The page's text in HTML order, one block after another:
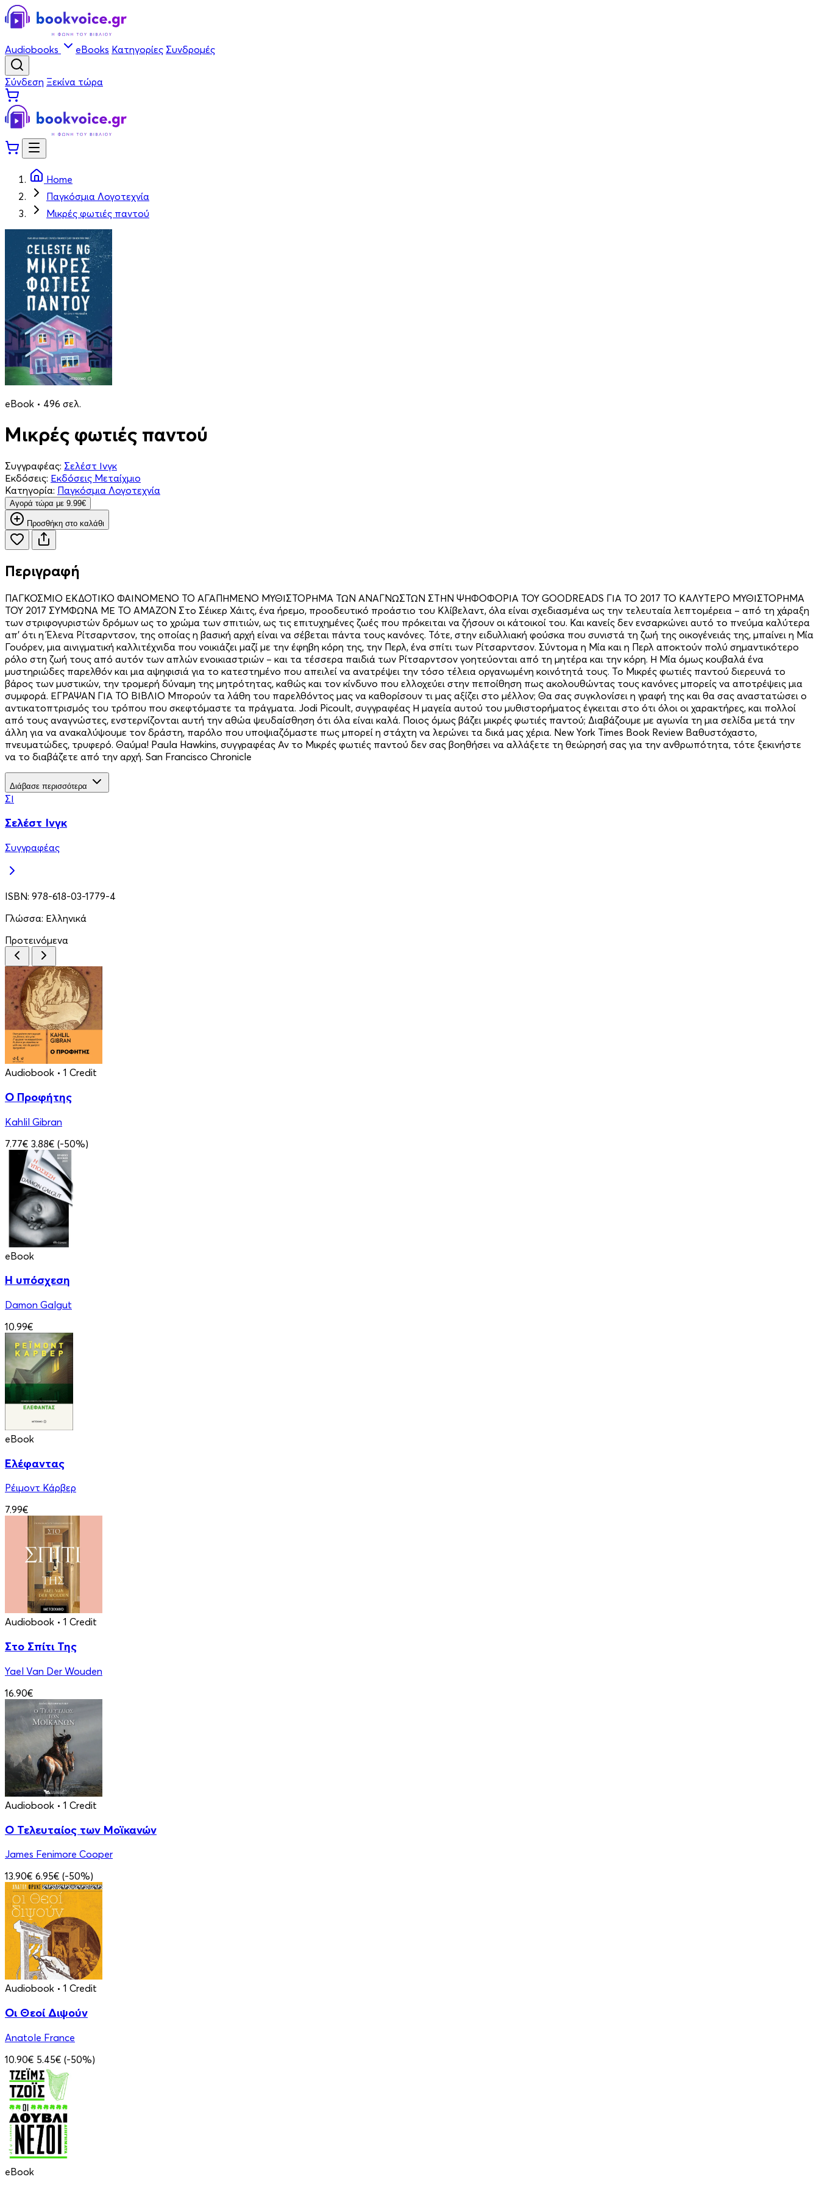
Audiobooks eBooks Κατηγορίες Συνδρομές
Σύνδεση Ξεκίνα τώρα
Home
Παγκόσμια Λογοτεχνία
Μικρές φωτιές παντού
eBook • 496 σελ.
Μικρές φωτιές παντού
Συγγραφέας: Σελέστ Ινγκ
Εκδόσεις: Εκδόσεις Μεταίχμιο
Κατηγορία: Παγκόσμια Λογοτεχνία
Aγορά τώρα με 9.99€
Προσθήκη στο καλάθι
Περιγραφή
ΠΑΓΚΟΣΜΙΟ ΕΚΔΟΤΙΚΟ ΦΑΙΝΟΜΕΝΟ ΤΟ ΑΓΑΠΗΜΕΝΟ ΜΥΘΙΣΤΟΡΗΜΑ ΤΩΝ ΑΝΑΓΝΩΣΤΩΝ ΣΤΗΝ ΨΗΦΟΦΟΡΙΑ ΤΟΥ GOODREADS ΓΙΑ ΤΟ 2017 ΤΟ ΚΑΛΥΤΕΡΟ ΜΥΘΙΣΤΟΡΗΜΑ
ΤΟΥ 2017 ΣΥΜΦΩΝΑ ΜΕ ΤΟ AMAZON Στο Σέικερ Χάιτς, ένα ήρεμο, προοδευτικό προάστιο του Κλίβελαντ, όλα είναι σχεδιασμένα ως την τελευταία λεπτομέρεια – από τη χάραξη
των στριφογυριστών δρόμων ως το χρώμα των σπιτιών, ως τις επιτυχημένες ζωές που πρόκειται να ζήσουν οι κάτοικοί του. Και κανείς δεν ενσαρκώνει αυτό το πνεύμα καλύτερα
απ’ ότι η Έλενα Ρίτσαρντσον, της οποίας η βασική αρχή είναι να σέβεται πάντα τους κανόνες. Τότε, στην ειδυλλιακή φούσκα που συνιστά τη ζωή της οικογένειάς της, μπαίνει η Μία
Γουόρεν, μια αινιγματική καλλιτέχνιδα που νοικιάζει μαζί με την έφηβη κόρη της, την Περλ, ένα σπίτι των Ρίτσαρντσον. Σύντομα η Μία και η Περλ αποκτούν πολύ σημαντικότερο
ρόλο στη ζωή τους από αυτόν των απλών ενοικιαστριών – και τα τέσσερα παιδιά των Ρίτσαρντσον γοητεύονται από τη μητέρα και την κόρη. Η Μία όμως κουβαλά ένα
μυστηριώδες παρελθόν και μια αψηφισιά για το κατεστημένο που απειλεί να ανατρέψει την τόσο τέλεια οργανωμένη κοινότητά τους. Το Μικρές φωτιές παντού διερευνά το
βάρος των μυστικών, την τρομερή δύναμη της μητρότητας, καθώς και τον κίνδυνο που ελλοχεύει στην πεποίθηση πως ακολουθώντας τους κανόνες μπορείς να αποτρέψεις μια
συμφορά. ΕΓΡΑΨΑΝ ΓΙΑ ΤΟ ΒΙΒΛΙΟ Μπορούν τα λάθη του παρελθόντος μας να καθορίσουν τι μας αξίζει στο μέλλον; Θα σας συγκλονίσει η γραφή της και θα σας αναστατώσει ο
αντικατοπτρισμός του τρόπου που σκεφτόμαστε τα πράγματα. Jodi Picoult, συγγραφέας Η μαγεία αυτού του μυθιστορήματος έγκειται στο ότι όλοι οι χαρακτήρες, και πολλοί
από τους αναγνώστες, ενστερνίζονται αυτή την αθώα ψευδαίσθηση ότι όλα είναι καλά. Ποιος όμως βάζει μικρές φωτιές παντού; Διαβάζουμε με αγωνία τη μια σελίδα μετά την
άλλη για να ανακαλύψουμε τον δράστη, παρόλο που υποψιαζόμαστε πως μπορεί η στάχτη να λερώνει τα δικά μας χέρια. New York Times Book Review Βαθυστόχαστο,
πνευματώδες, τρυφερό. Θαύμα! Paula Hawkins, συγγραφέας Αν το Μικρές φωτιές παντού δεν σας βοηθήσει να αλλάξετε τη θεώρησή σας για την ανθρωπότητα, τότε ξεκινήστε
να το διαβάζετε από την αρχή. San Francisco Chronicle
Διάβασε περισσότερα
ΣΙ
Σελέστ Ινγκ
Συγγραφέας
ISBN: 978-618-03-1779-4
Γλώσσα: Ελληνικά
Προτεινόμενα
Audiobook • 1 Credit
Ο Προφήτης
Kahlil Gibran
7.77€ 3.88€ (-50%)
eBook
Η υπόσχεση
Damon Galgut
10.99€
eBook
Ελέφαντας
Ρέιμοντ Κάρβερ
7.99€
Audiobook • 1 Credit
Στο Σπίτι Της
Yael Van Der Wouden
16.90€
Audiobook • 1 Credit
Ο Τελευταίος των Μοϊκανών
James Fenimore Cooper
13.90€ 6.95€ (-50%)
Audiobook • 1 Credit
Οι Θεοί Διψούν
Anatole France
10.90€ 5.45€ (-50%)
eBook